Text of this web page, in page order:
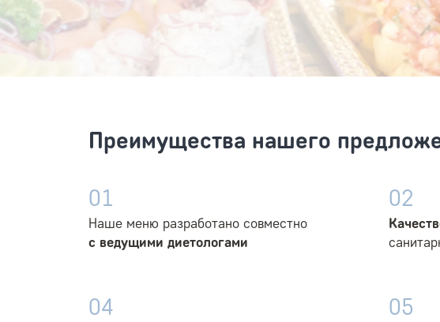
Преимущества нашего
01
Наше меню разработано совместно
с ведущими диетологами
02
04 05